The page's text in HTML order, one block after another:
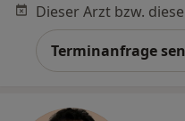
Terminanfrage